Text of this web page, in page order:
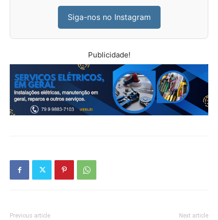
Siga-nos no Instagram
Publicidade!
Previous article Next article